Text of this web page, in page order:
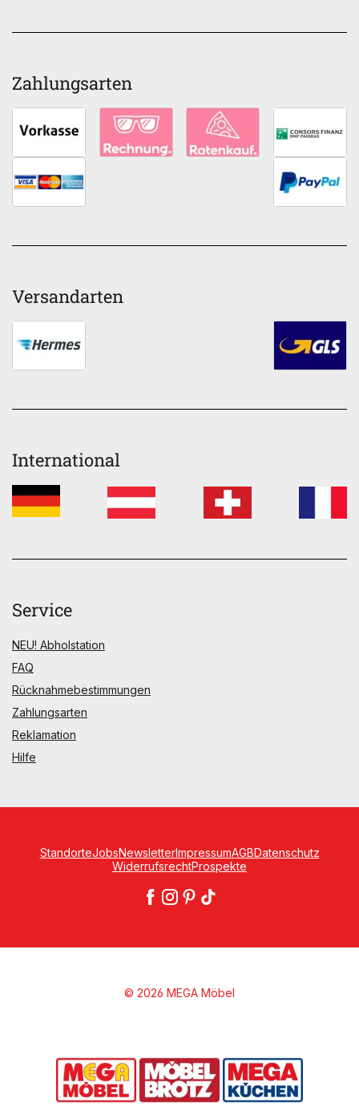
Zahlungsarten
Versandarten
International
Service
NEU! Abholstation
FAQ
Rücknahmebestimmungen
Zahlungsarten
Reklamation
Hilfe
StandorteJobsNewsletterImpressumAGBDatenschutz
WiderrufsrechtProspekte
© 2026 MEGA Möbel